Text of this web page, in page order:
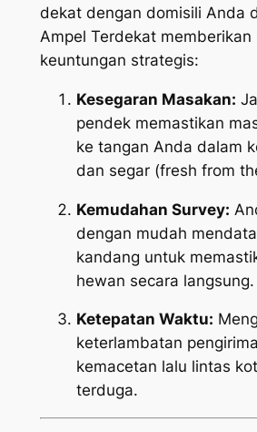
dekat dengan domisili Anda
Ampel Terdekat memberikan
keuntungan strategis:
Kesegaran Masakan:
pendek memastikan
ke tangan Anda dalam
dan segar (fresh from
Kemudahan Survey:
dengan mudah
kandang untuk
hewan secara langsung.
Ketepatan Waktu:
keterlambatan
kemacetan lalu lintas
terduga.